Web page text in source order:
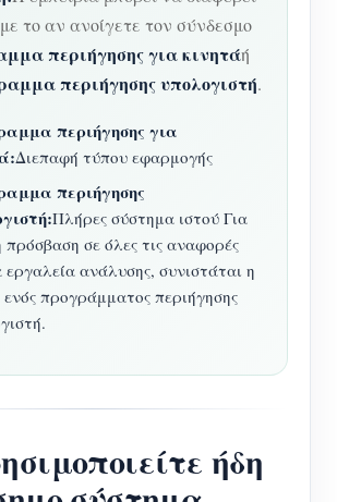
το αν ανοίγετε τον σύνδεσμο
περιήγησης για κινητάή
περιήγησης υπολογιστή.
περιήγησης για
Διεπαφή τύπου εφαρμογής
περιήγησης
Πλήρες σύστημα ιστού Για
σε όλες τις αναφορές
εργαλεία ανάλυσης, συνιστάται η
προγράμματος περιήγησης
ήδη